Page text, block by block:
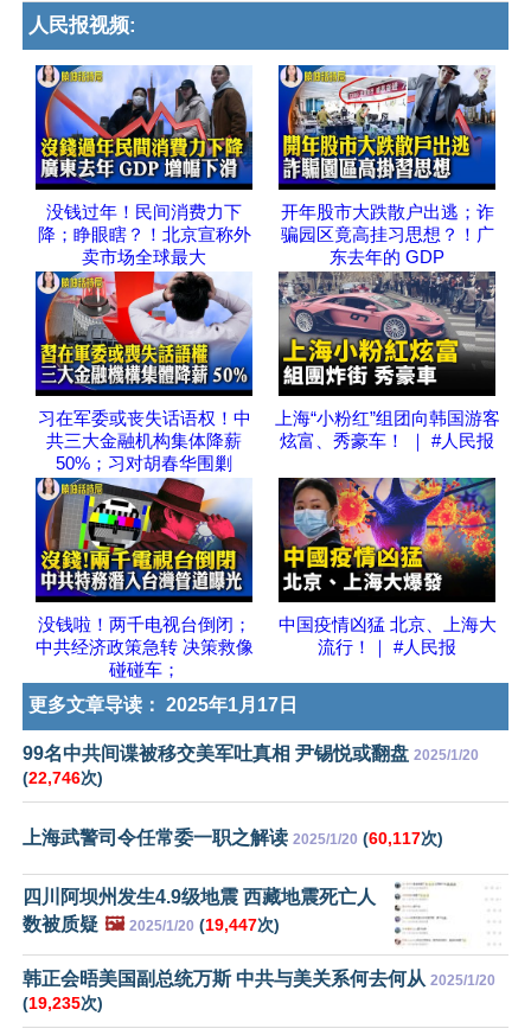
人民报视频:
没钱过年！民间消费力下
降；睁眼瞎？！北京宣称外
卖市场全球最大
开年股市大跌散户出逃；诈
骗园区竟高挂习思想？！广
东去年的 GDP
习在军委或丧失话语权！中
共三大金融机构集体降薪
50%；习对胡春华围剿
上海“小粉红”组团向韩国游客
炫富、秀豪车！ ｜ #人民报
没钱啦！两千电视台倒闭；
中共经济政策急转 决策救像
碰碰车；
中国疫情凶猛 北京、上海大
流行！｜ #人民报
更多文章导读： 2025年1月17日
99名中共间谍被移交美军吐真相 尹锡悦或翻盘 2025/1/20
(22,746次)
上海武警司令任常委一职之解读 2025/1/20 (60,117次)
四川阿坝州发生4.9级地震 西藏地震死亡人
数被质疑 🖼️ 2025/1/20 (19,447次)
韩正会晤美国副总统万斯 中共与美关系何去何从 2025/1/20
(19,235次)